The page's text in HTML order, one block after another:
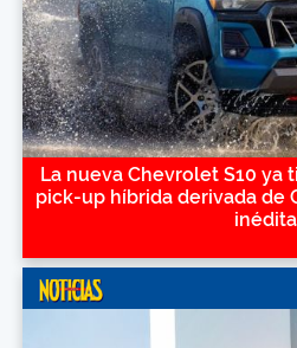
La nueva Chevrolet S10 ya
pick-up híbrida derivada de
inédita